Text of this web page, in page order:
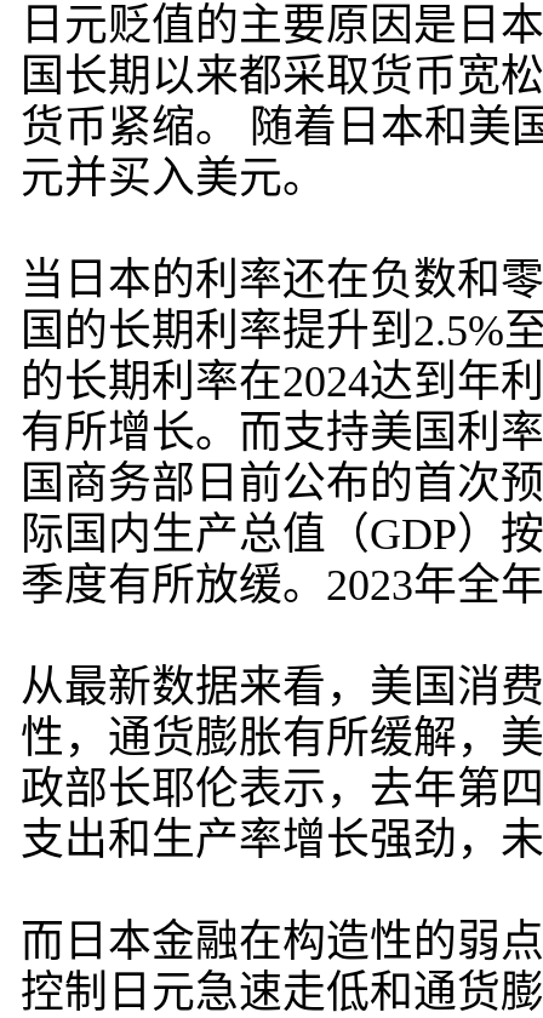
日元贬值的主要原因是日
国长期以来都采取货币宽
货币紧缩。 随着日本和美
元并买入美元。
当日本的利率还在负数和
国的长期利率提升到2.5%
的长期利率在2024达到年
有所增长。而支持美国利
国商务部日前公布的首次
际国内生产总值（GDP）
季度有所放缓。2023年全
从最新数据来看，美国消
性，通货膨胀有所缓解，
政部长耶伦表示，去年第
支出和生产率增长强劲，
而日本金融在构造性的弱
控制日元急速走低和通货